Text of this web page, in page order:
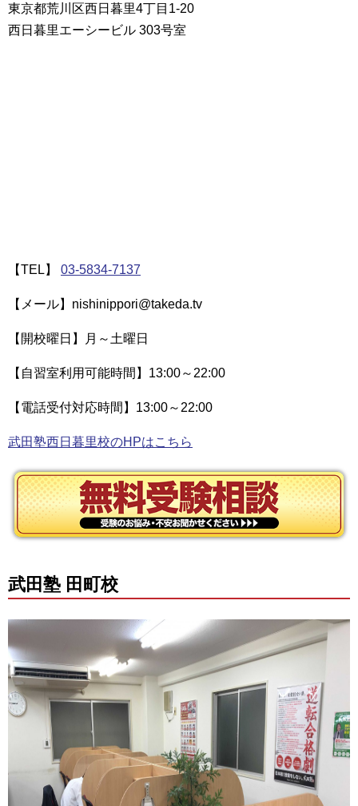
東京都荒川区西日暮里4丁目1-20
西日暮里エーシービル 303号室
【TEL】 03-5834-7137
【メール】nishinippori@takeda.tv
【開校曜日】月～土曜日
【自習室利用可能時間】13:00～22:00
【電話受付対応時間】13:00～22:00
武田塾西日暮里校のHPはこちら
武田塾 田町校